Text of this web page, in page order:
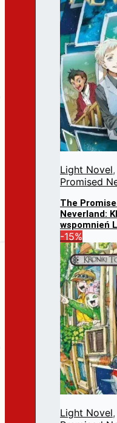
Light Novel,
Promised
The
Neverland:
wspomnień
31,99
Dodaj do
-15%
Light Novel,